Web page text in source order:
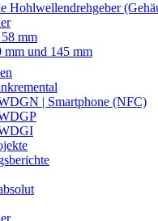
Hohlwellendrehgeber
mm
mm und 145 mm
| Smartphone (NFC)